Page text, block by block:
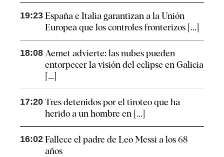
19:23 España e Italia garantizan a la Unión
Europea que los controles fronterizos [...]
18:08 Aemet advierte: las nubes pueden
entorpecer la visión del eclipse en Galicia
[...]
17:20 Tres detenidos por el tiroteo que ha
herido a un hombre en [...]
16:02 Fallece el padre de Leo Messi a los 68
años